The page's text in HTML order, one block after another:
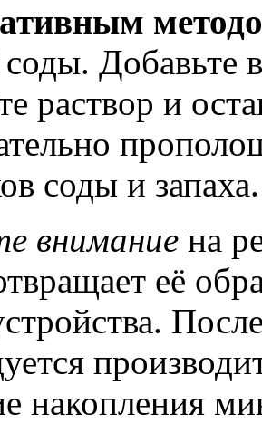
Добавьте
раствор и
соды и запаха.
внимание на
её
накопления